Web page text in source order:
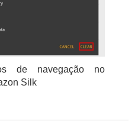
de navegação no
Silk